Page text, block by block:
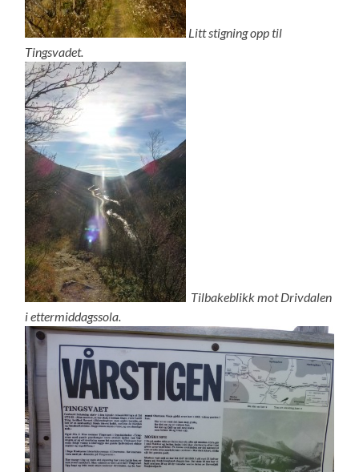
Littstigning opp til
Tingsvadet.
Tilbakeblikk mot Drivdalen
i ettermiddagssola.